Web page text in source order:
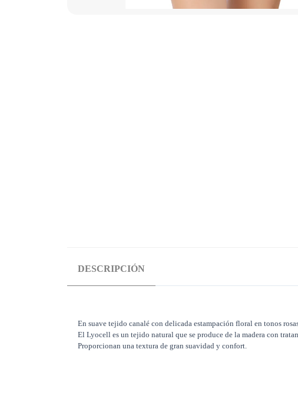
DESCRIPCIÓN
En suave tejido canalé con delicada estampación floral en tonos
El Lyocell es un tejido natural que se produce de la madera con
Proporcionan una textura de gran suavidad y confort.